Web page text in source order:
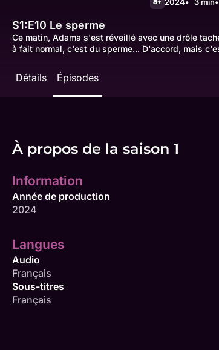
S1:E10 Le sperme
Ce matin, Adama s'est réveillé avec une drôle
à fait normal, c'est du sperme... D'accord, mais
Détails Épisodes
À propos de la saison 1
Information
Année de production
2024
Langues
Audio
Français
Sous-titres
Français